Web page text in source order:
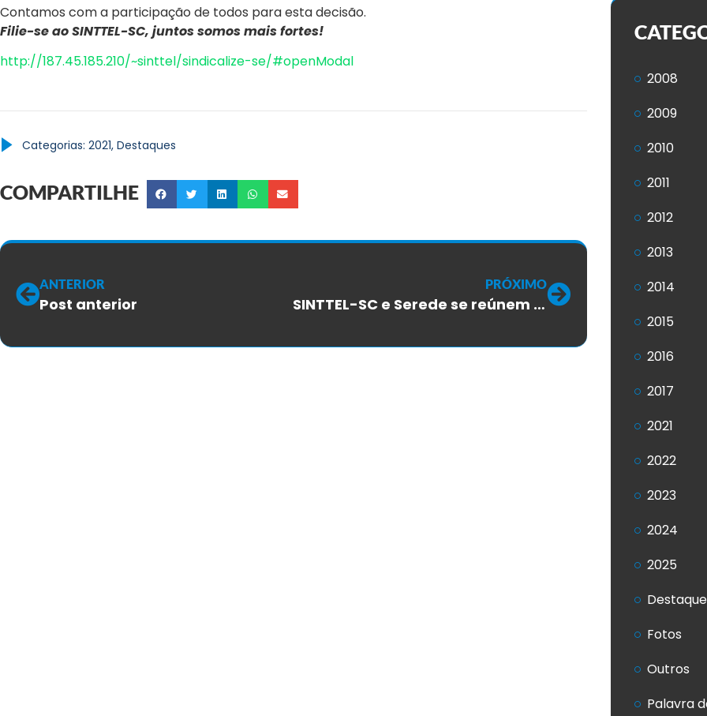
Contamos com a participação de todos para esta decisão.
Filie-se ao SINTTEL-SC, juntos somos mais fortes!
http://187.45.185.210/~sinttel/sindicalize-se/#openModal
Categorias: 2021, Destaques
COMPARTILHE
ANTERIOR
Post anterior
PRÓXIMO
SINTTEL-SC e Serede se reúnem para tratativas da RV, ACT e PPR
2008
2009
2010
2011
2012
2013
2014
2015
2016
2017
2021
2022
2023
2024
2025
Fotos
Outros
Palavra